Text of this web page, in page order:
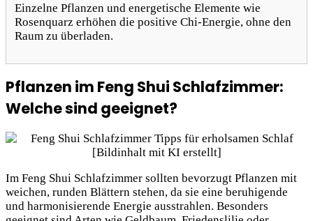
Einzelne Pflanzen und energetische Elemente wie
Rosenquarz erhöhen die positive Chi-Energie, ohne den
Raum zu überladen.
Pflanzen im Feng Shui Schlafzimmer:
Welche sind geeignet?
Im Feng Shui Schlafzimmer sollten bevorzugt Pflanzen mit
weichen, runden Blättern stehen, da sie eine beruhigende
und harmonisierende Energie ausstrahlen. Besonders